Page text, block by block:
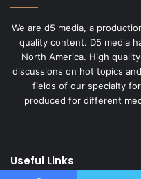
We are d5 media, a
quality content. D5 media
North America. High
discussions on hot topics
fields of our specialty
produced for different
Useful Links